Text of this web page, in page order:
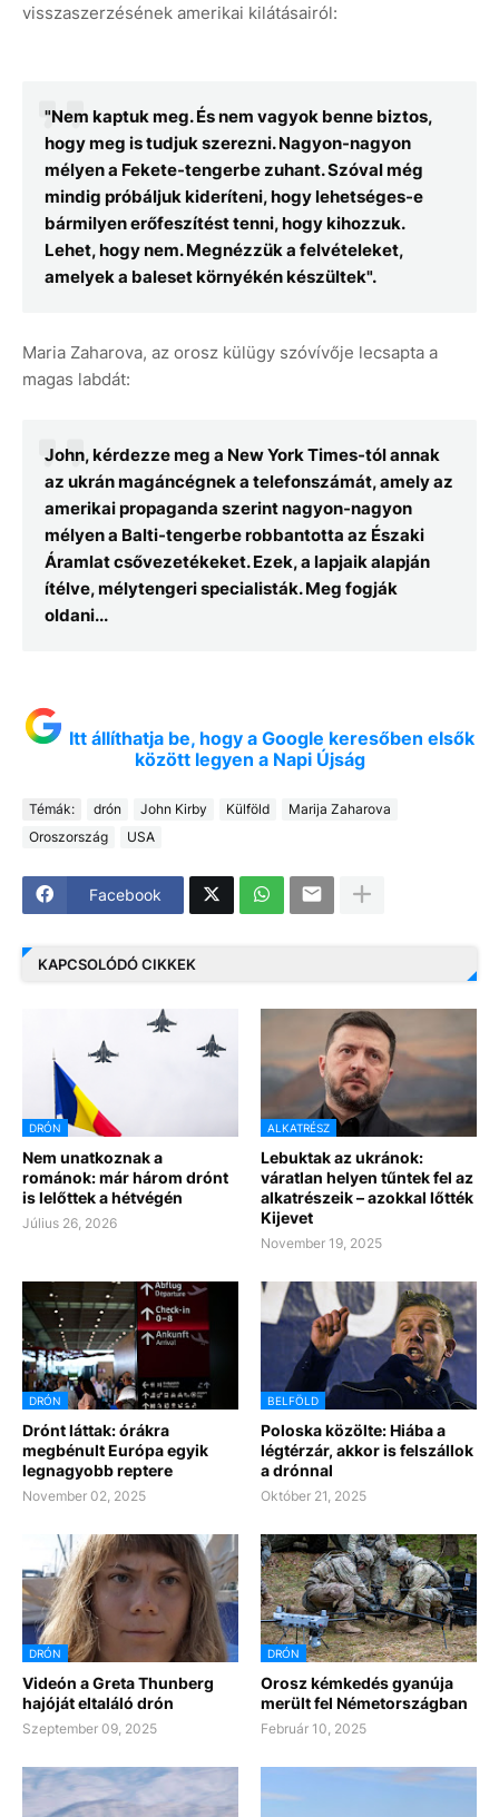
visszaszerzésének amerikai kilátásairól:
"Nem kaptuk meg. És nem vagyok benne biztos,
hogy meg is tudjuk szerezni. Nagyon-nagyon
mélyen a Fekete-tengerbe zuhant. Szóval még
mindig próbáljuk kideríteni, hogy lehetséges-e
bármilyen erőfeszítést tenni, hogy kihozzuk.
Lehet, hogy nem. Megnézzük a felvételeket,
amelyek a baleset környékén készültek".
Maria Zaharova, az orosz külügy szóvívője lecsapta a
magas labdát:
John, kérdezze meg a New York Times-tól annak
az ukrán magáncégnek a telefonszámát, amely az
amerikai propaganda szerint nagyon-nagyon
mélyen a Balti-tengerbe robbantotta az Északi
Áramlat csővezetékeket. Ezek, a lapjaik alapján
ítélve, mélytengeri specialisták. Meg fogják
oldani...
Itt állíthatja be, hogy a Google keresőben elsők
között legyen a Napi Újság
Témák: drón John Kirby Külföld
Marija Zaharova
Oroszország
USA
Facebook
KAPCSOLÓDÓ CIKKEK
DRÓN
Nem unatkoznak a
románok: már három drónt
is lelőttek a hétvégén
Július 26, 2026
ALKATRÉSZ
Lebuktak az ukránok:
váratlan helyen tűntek fel az
alkatrészeik – azokkal lőtték
Kijevet
November 19, 2025
DRÓN
Drónt láttak: órákra
megbénult Európa egyik
legnagyobb reptere
November 02, 2025
BELFÖLD
Poloska közölte: Hiába a
légtérzár, akkor is felszállok
a drónnal
Október 21, 2025
DRÓN
Videón a Greta Thunberg
hajóját eltaláló drón
Szeptember 09, 2025
DRÓN
Orosz kémkedés gyanúja
merült fel Németországban
Február 10, 2025